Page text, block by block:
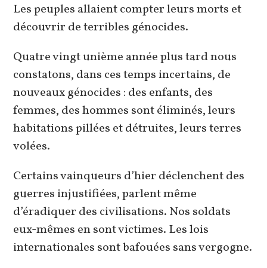
Les peuples allaient compter leurs morts et
découvrir de terribles génocides.
Quatre vingt unième année plus tard nous
constatons, dans ces temps incertains, de
nouveaux génocides : des enfants, des
femmes, des hommes sont éliminés, leurs
habitations pillées et détruites, leurs terres
volées.
Certains vainqueurs d’hier déclenchent des
guerres injustifiées, parlent même
d’éradiquer des civilisations. Nos soldats
eux-mêmes en sont victimes. Les lois
internationales sont bafouées sans vergogne.